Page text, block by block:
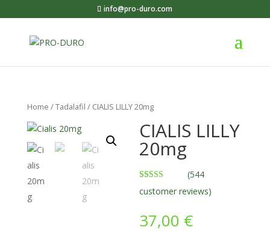
info@pro-duro.com
Home /Tadalafil / CIALIS LILLY 20mg
CIALIS LILLY
20mg
Rated
out of 5
ratings
(544
customer reviews)
37,00 €